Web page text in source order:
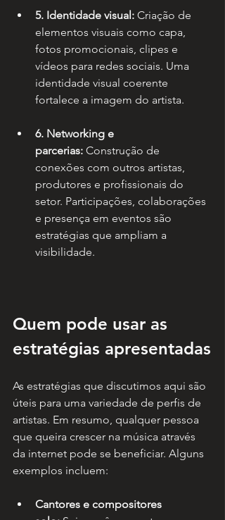
5. Identidade visual: Criação de
elementos visuais como capa,
fotos promocionais, clipes e
vídeos para redes sociais. Uma
identidade visual coerente
fortalece a imagem do artista.
6. Networking e
parcerias: Construção de
conexões com outros artistas,
produtores e profissionais do
setor. Participações, colaborações
e presença em eventos são
estratégias que ampliam a
visibilidade.
Quem pode usar as
estratégias apresentadas
As estratégias que discutimos aqui são
úteis para uma variedade de perfis de
artistas. Em resumo, qualquer pessoa
que queira crescer na música através
da internet pode se beneficiar. Alguns
exemplos incluem:
Cantores e compositores